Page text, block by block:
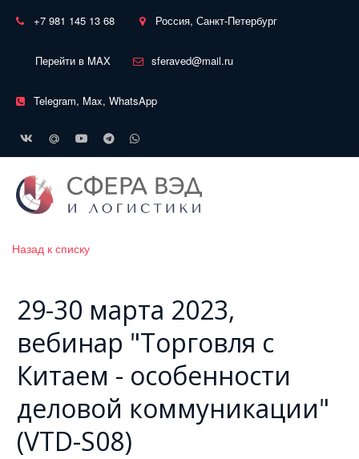
+7 981 145 13 68 Россия, Санкт-Петербург
Перейти в MAX sferaved@mail.ru
Telegram, Max, WhatsApp
Назад к списку
29-30 марта 2023,
вебинар "Торговля с
Китаем - особенности
деловой коммуникации"
(VTD-S08)